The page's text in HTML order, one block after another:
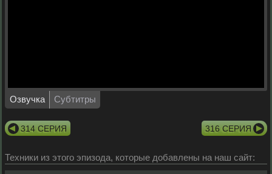
Озвучка Субтитры
314 СЕРИЯ 316 СЕРИЯ
Техники из этого эпизода, которые добавлены на наш сайт: